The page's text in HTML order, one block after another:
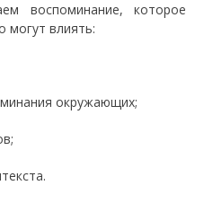
воспоминание, которое
могут влиять:
окружающих;